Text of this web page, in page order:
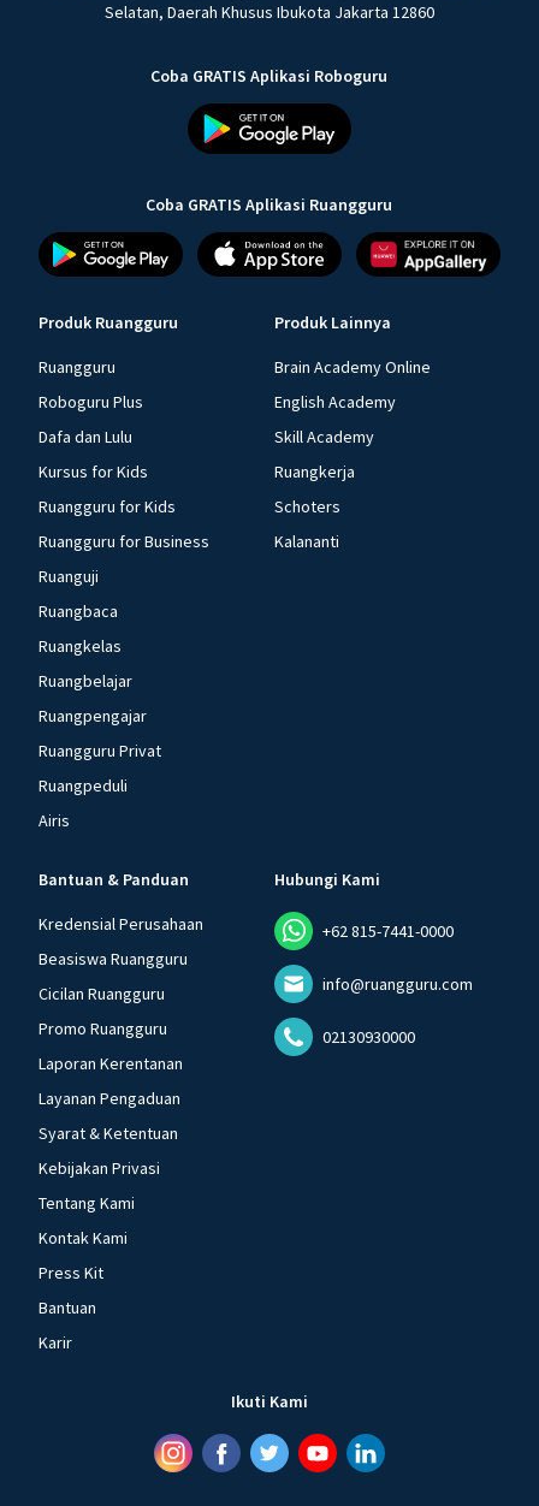
Selatan, Daerah Khusus Ibukota Jakarta 12860
Coba GRATIS Aplikasi Roboguru
Coba GRATIS Aplikasi Ruangguru
Produk Ruangguru
Ruangguru
Roboguru Plus
Dafa dan Lulu
Kursus for Kids
Ruangguru for Kids
Ruangguru for Business
Ruanguji
Ruangbaca
Ruangkelas
Ruangbelajar
Ruangpengajar
Ruangguru Privat
Ruangpeduli
Airis
Produk Lainnya
Brain Academy Online
English Academy
Skill Academy
Ruangkerja
Schoters
Kalananti
Bantuan & Panduan
Kredensial Perusahaan
Beasiswa Ruangguru
Cicilan Ruangguru
Promo Ruangguru
Laporan Kerentanan
Layanan Pengaduan
Syarat & Ketentuan
Kebijakan Privasi
Tentang Kami
Kontak Kami
Press Kit
Bantuan
Karir
Hubungi Kami
+62 815-7441-0000
info@ruangguru.com
02130930000
Ikuti Kami